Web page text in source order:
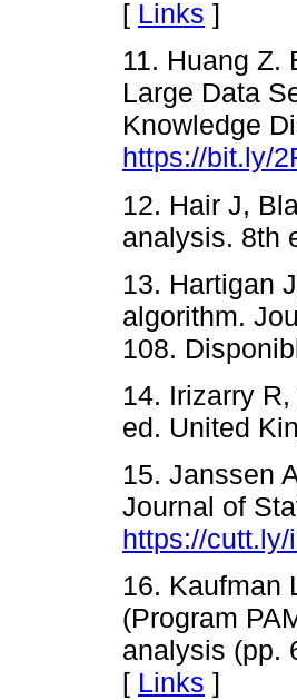
[ Links ]
11. Huang Z.
Large Data
Knowledge
https://bit.ly/
12. Hair J,
analysis. 8th
13. Hartigan
algorithm.
108.
14. Irizarry
ed. United
15. Janssen
Journal of
https://cutt.ly/
16. Kaufman
(Program
analysis (pp.
[ Links ]